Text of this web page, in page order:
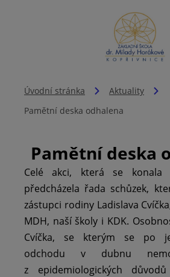
Úvodní stránka
Aktuality
Pamětní deska odhalena
Pamětní deska
Celé akci, která se konala
předcházela řada schůzek,
zástupci rodiny Ladislava
MDH, naší školy i KDK.
Cvíčka, se kterým se po
odchodu v dubnu
z epidemiologických